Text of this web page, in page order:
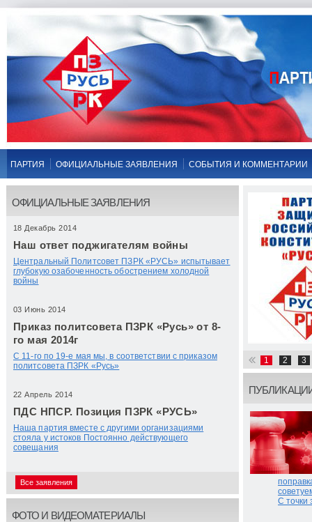
ПАРТИЯ ОФИЦИАЛЬНЫЕ ЗАЯВЛЕНИЯ СОБЫТИЯ И КОММЕНТАРИИ
ОФИЦИАЛЬНЫЕ ЗАЯВЛЕНИЯ
18 Декабрь 2014
Наш ответ поджигателям войны
Центральный Политсовет ПЗРК «РУСЬ» испытывает
глубокую озабоченность обострением холодной
войны
03 Июнь 2014
Приказ политсовета ПЗРК «Русь» от 8-
го мая 2014г
С 11-го по 19-е мая мы, в соответствии с приказом
политсовета ПЗРК «Русь»
22 Апрель 2014
ПДС НПСР. Позиция ПЗРК «РУСЬ»
Наша партия вместе с другими организациями
стояла у истоков Постоянно действующего
совещания
Все заявления
ФОТО И ВИДЕОМАТЕРИАЛЫ
1 2 3
С точки